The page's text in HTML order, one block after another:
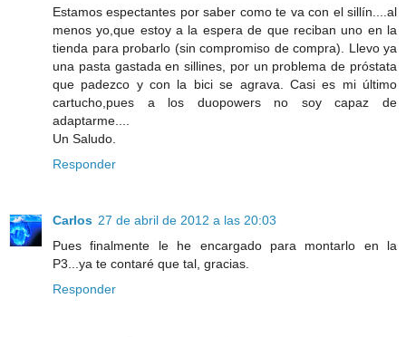
Estamos espectantes por saber como te va con el sillín....al
menos yo,que estoy a la espera de que reciban uno en la
tienda para probarlo (sin compromiso de compra). Llevo ya
una pasta gastada en sillines, por un problema de próstata
que padezco y con la bici se agrava. Casi es mi último
cartucho,pues a los duopowers no soy capaz de
adaptarme....
Un Saludo.
Responder
Carlos 27 de abril de 2012 a las 20:03
Pues finalmente le he encargado para montarlo en la
P3...ya te contaré que tal, gracias.
Responder